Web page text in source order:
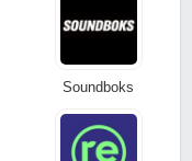
Soundboks